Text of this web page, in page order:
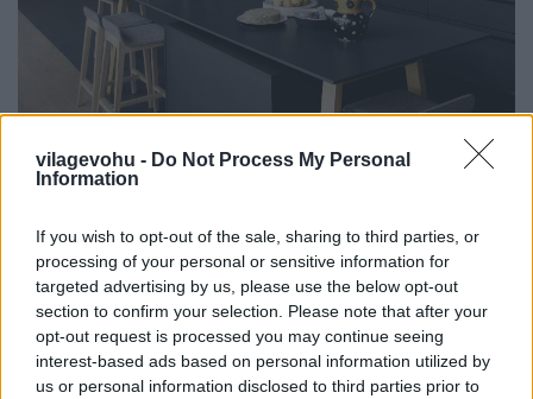
vilagevohu - Do Not Process My Personal
Information
If you wish to opt-out of the sale, sharing to third parties, or
processing of your personal or sensitive information for
targeted advertising by us, please use the below opt-out
section to confirm your selection. Please note that after your
opt-out request is processed you may continue seeing
interest-based ads based on personal information utilized by
us or personal information disclosed to third parties prior to
A nyeremény: 4 x 2 belépő a Konyhakiállításra, plusz
még 1 x 2 belépőt sorsolok aVilágevő-hírlevélre
újonnan feliratkozók között!